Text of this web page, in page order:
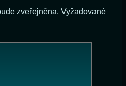
zveřejněna. Vyžadované